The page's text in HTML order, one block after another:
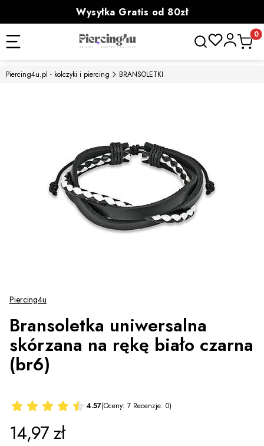
Wysyłka Gratis od 80zł
powyżej 100zł prezent
Otwórz
Piercing4u.pl - kolczyki i piercing BRANSOLETKI
Piercing4u
Bransoletka uniwersalna
skórzana na rękę biało czarna
(br6)
4.57(Oceny: 7 Recenzje: 0)
Cena
14,97 zł